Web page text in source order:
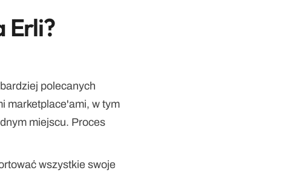
Erli?
polecanych
marketplace'ami, w tym
miejscu. Proces
wszystkie swoje